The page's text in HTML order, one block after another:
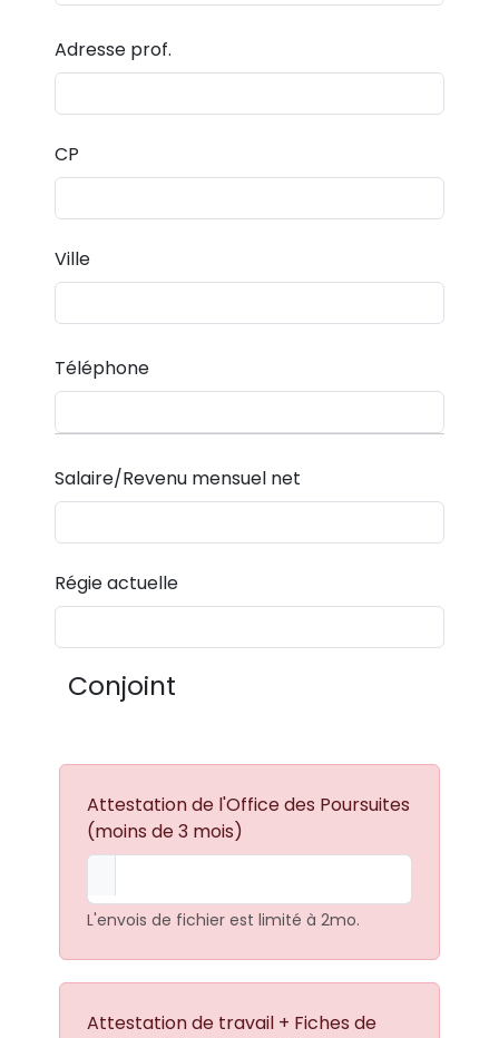
Adresse prof.
CP
Ville
Téléphone
Salaire/Revenu mensuel net
Régie actuelle
Conjoint
Attestation de l'Office des Poursuites
(moins de 3 mois)
L'envois de fichier est limité à 2mo.
Attestation de travail + Fiches de